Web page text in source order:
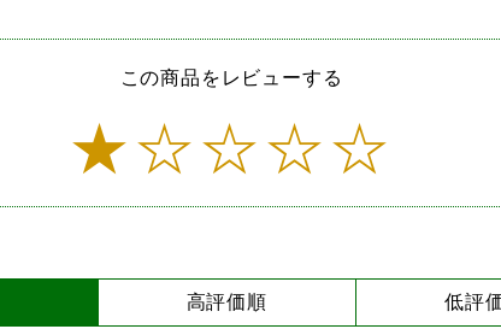
この商品をレビューする
高評価順 低評